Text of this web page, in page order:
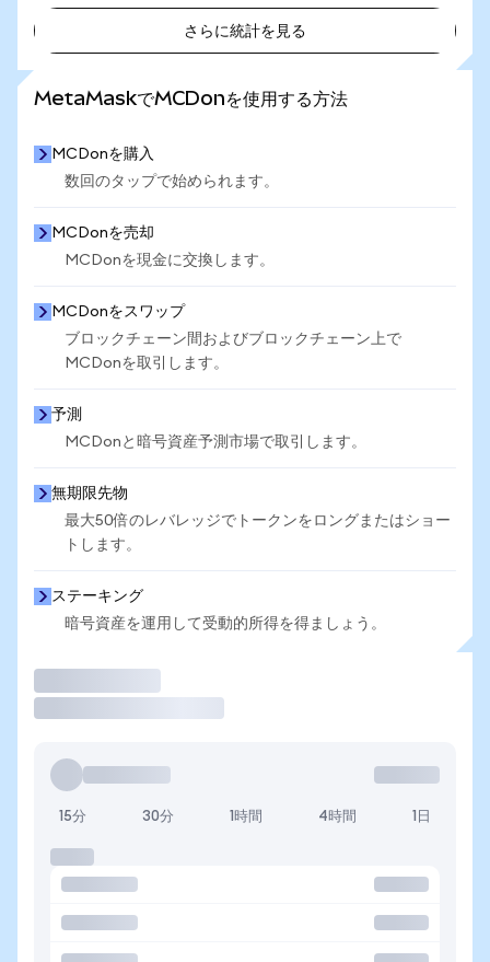
さらに統計を見る
MetaMaskでMCDonを使用する方法
MCDonを購入
数回のタップで始められます。
MCDonを売却
MCDonを現金に交換します。
MCDonをスワップ
ブロックチェーン間およびブロックチェーン上で
MCDonを取引します。
予測
MCDonと暗号資産予測市場で取引します。
無期限先物
最大50倍のレバレッジでトークンをロングまたはショー
トします。
ステーキング
暗号資産を運用して受動的所得を得ましょう。
15分 30分 1時間 4時間 1日